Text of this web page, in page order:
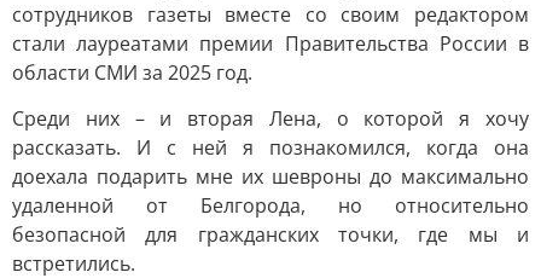
сотрудников газеты вместе со своим редактором
стали лауреатами премии Правительства России в
области СМИ за 2025 год.
Среди них – и вторая Лена, о которой я хочу
рассказать. И с ней я познакомился, когда она
доехала подарить мне их шевроны до максимально
удаленной от Белгорода, но относительно
безопасной для гражданских точки, где мы и
встретились.